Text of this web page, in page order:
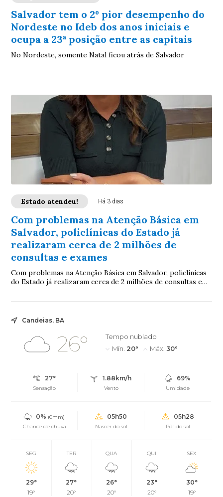
Salvador tem o 2º pior desempenho do
Nordeste no Ideb dos anos iniciais e
ocupa a 23ª posição entre as capitais
No Nordeste, somente Natal ficou atrás de Salvador
Estado atendeu! Há 3 dias
Com problemas na Atenção Básica em
Salvador, policlínicas do Estado já
realizaram cerca de 2 milhões de
consultas e exames
Com problemas na Atenção Básica em Salvador, policlínicas
do Estado já realizaram cerca de 2 milhões de consultas e
Candeias, BA
26°
Tempo nublado
Mín. 20° Máx. 30°
27°
Sensação
1.88km/h
Vento
69%
Umidade
0% (0mm)
Chance de chuva
05h50
Nascer do sol
05h28
Pôr do sol
SEG
29°
19°
TER
27°
20°
QUA
26°
20°
QUI
23°
20°
SEX
30°
19°